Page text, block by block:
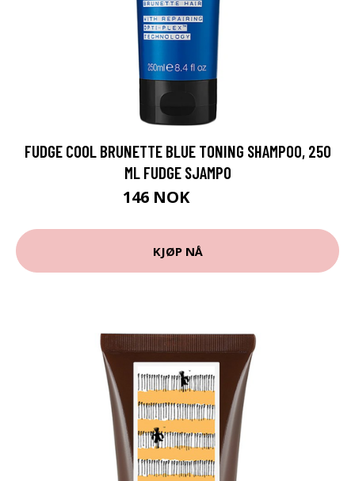
FUDGE COOL BRUNETTE BLUE TONING SHAMPOO, 250
ML FUDGE SJAMPO
146 NOK
KJØP NÅ